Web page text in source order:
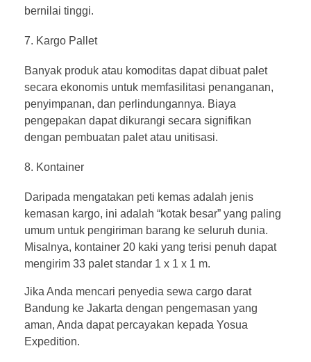
bernilai tinggi.
Kargo Pallet
Banyak produk atau komoditas dapat dibuat palet
secara ekonomis untuk memfasilitasi penanganan,
penyimpanan, dan perlindungannya. Biaya
pengepakan dapat dikurangi secara signifikan
dengan pembuatan palet atau unitisasi.
Kontainer
Daripada mengatakan peti kemas adalah jenis
kemasan kargo, ini adalah “kotak besar” yang paling
umum untuk pengiriman barang ke seluruh dunia.
Misalnya, kontainer 20 kaki yang terisi penuh dapat
mengirim 33 palet standar 1 x 1 x 1 m.
Jika Anda mencari penyedia sewa cargo darat
Bandung ke Jakarta dengan pengemasan yang
aman, Anda dapat percayakan kepada Yosua
Expedition.